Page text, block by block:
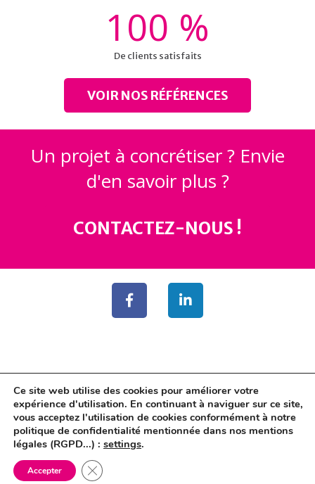
100 %
De clients satisfaits
VOIR NOS RÉFÉRENCES
Un projet à concrétiser ? Envie
d'en savoir plus ?
CONTACTEZ-NOUS !
© AS DE COM 2006-2026. Tous droits réservés.
Ce site web utilise des cookies pour améliorer votre
expérience d'utilisation. En continuant à naviguer sur ce site,
vous acceptez l'utilisation de cookies conformément à notre
politique de confidentialité mentionnée dans nos mentions
légales (RGPD...) : settings.
Accepter Fermer la bannière des cookies GDPR